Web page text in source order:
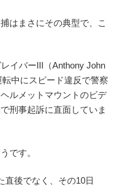
はまさにその典型で、こ
イバーIII（Anthony John
中にスピード違反で警察
ルメットマウントのビデ
刑事起訴に直面していま
です。
後でなく、その10日